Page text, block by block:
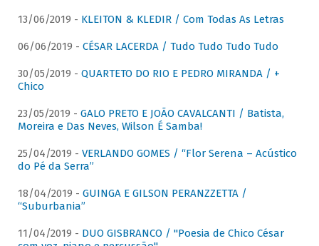
13/06/2019 - KLEITON & KLEDIR / Com Todas As Letras
06/06/2019 - CÉSAR LACERDA / Tudo Tudo Tudo Tudo
30/05/2019 - QUARTETO DO RIO E PEDRO MIRANDA / +
Chico
23/05/2019 - GALO PRETO E JOÃO CAVALCANTI / Batista,
Moreira e Das Neves, Wilson É Samba!
25/04/2019 - VERLANDO GOMES / “Flor Serena – Acústico
do Pé da Serra”
18/04/2019 - GUINGA E GILSON PERANZZETTA /
“Suburbania”
11/04/2019 - DUO GISBRANCO / "Poesia de Chico César